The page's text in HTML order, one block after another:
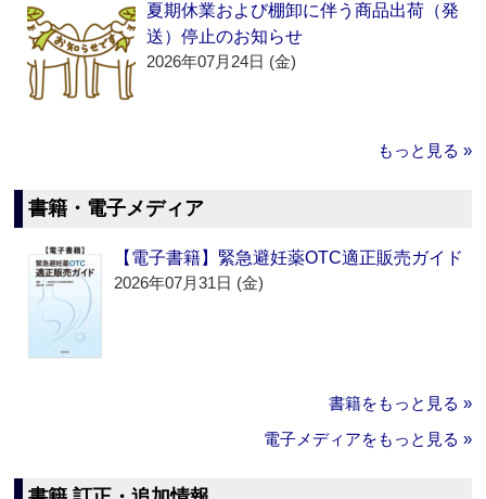
夏期休業および棚卸に伴う商品出荷（発
送）停止のお知らせ
2026年07月24日 (金)
もっと見る »
書籍・電子メディア
【電子書籍】緊急避妊薬OTC適正販売ガイド
2026年07月31日 (金)
書籍をもっと見る »
電子メディアをもっと見る »